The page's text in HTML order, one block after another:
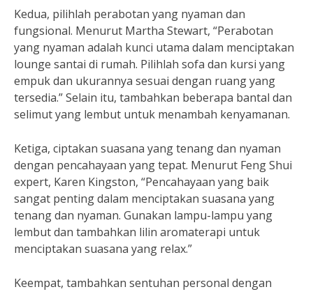
Kedua, pilihlah perabotan yang nyaman dan
fungsional. Menurut Martha Stewart, “Perabotan
yang nyaman adalah kunci utama dalam menciptakan
lounge santai di rumah. Pilihlah sofa dan kursi yang
empuk dan ukurannya sesuai dengan ruang yang
tersedia.” Selain itu, tambahkan beberapa bantal dan
selimut yang lembut untuk menambah kenyamanan.
Ketiga, ciptakan suasana yang tenang dan nyaman
dengan pencahayaan yang tepat. Menurut Feng Shui
expert, Karen Kingston, “Pencahayaan yang baik
sangat penting dalam menciptakan suasana yang
tenang dan nyaman. Gunakan lampu-lampu yang
lembut dan tambahkan lilin aromaterapi untuk
menciptakan suasana yang relax.”
Keempat, tambahkan sentuhan personal dengan